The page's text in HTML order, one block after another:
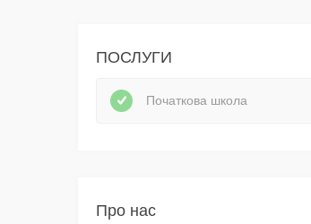
ПОСЛУГИ
Початкова школа
Про нас